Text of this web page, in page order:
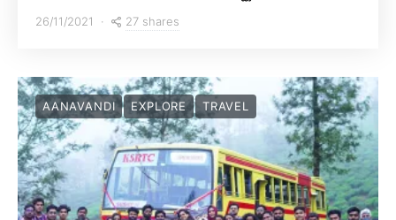
26/11/2021 27 shares
AANAVANDI EXPLORE TRAVEL